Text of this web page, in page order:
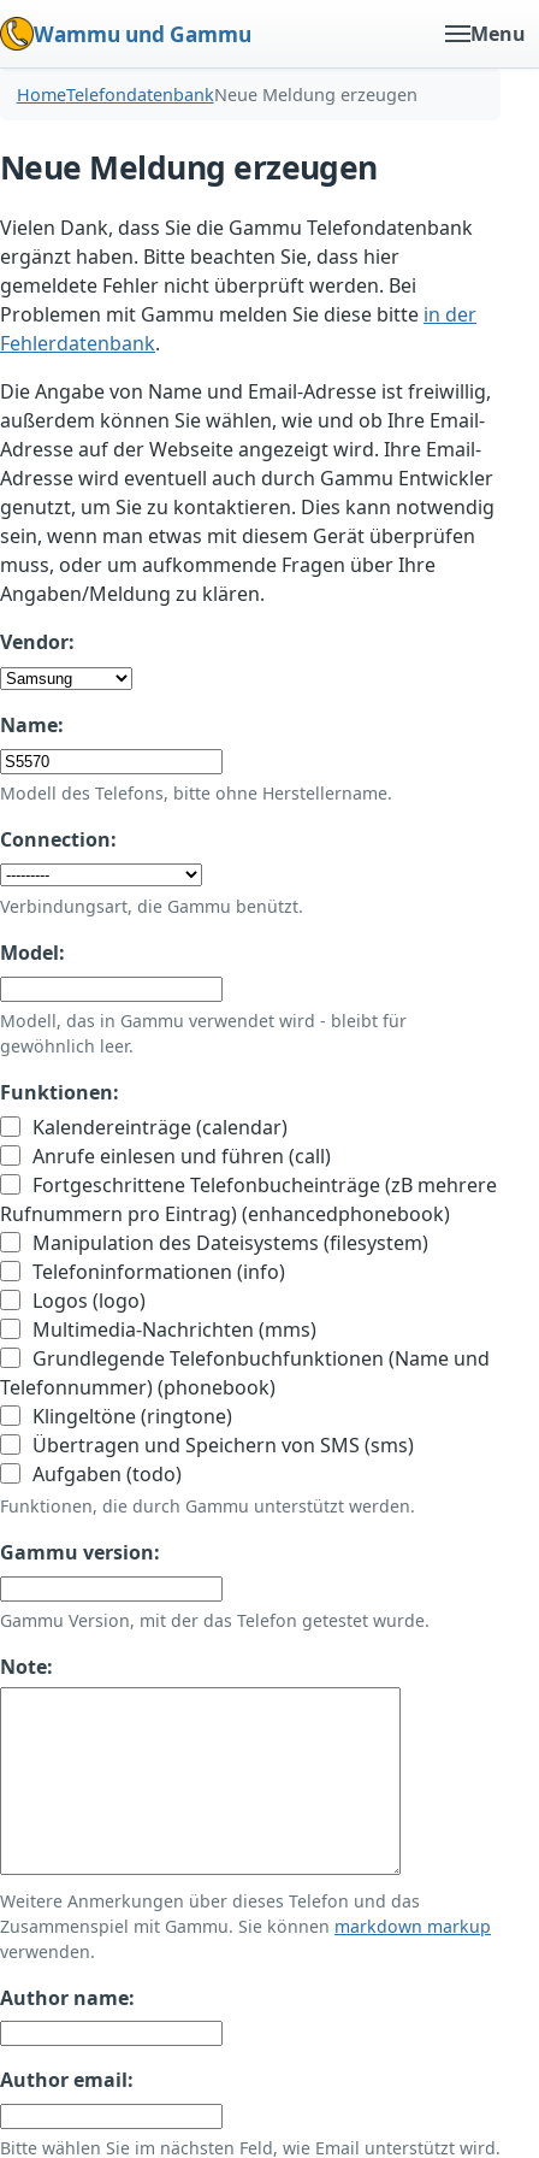
Wammu und Gammu Menu
HomeTelefondatenbankNeue Meldung erzeugen
Neue Meldung erzeugen
Vielen Dank, dass Sie die Gammu Telefondatenbank
ergänzt haben. Bitte beachten Sie, dass hier
gemeldete Fehler nicht überprüft werden. Bei
Problemen mit Gammu melden Sie diese bitte in der
Fehlerdatenbank.
Die Angabe von Name und Email-Adresse ist freiwillig,
außerdem können Sie wählen, wie und ob Ihre Email-
Adresse auf der Webseite angezeigt wird. Ihre Email-
Adresse wird eventuell auch durch Gammu Entwickler
genutzt, um Sie zu kontaktieren. Dies kann notwendig
sein, wenn man etwas mit diesem Gerät überprüfen
muss, oder um aufkommende Fragen über Ihre
Angaben/Meldung zu klären.
Vendor:
Name:
Modell des Telefons, bitte ohne Herstellername.
Connection:
Verbindungsart, die Gammu benützt.
Model:
Modell, das in Gammu verwendet wird - bleibt für
gewöhnlich leer.
Funktionen:
Kalendereinträge (calendar)
Anrufe einlesen und führen (call)
Fortgeschrittene Telefonbucheinträge (zB mehrere
Rufnummern pro Eintrag) (enhancedphonebook)
Manipulation des Dateisystems (filesystem)
Telefoninformationen (info)
Logos (logo)
Multimedia-Nachrichten (mms)
Grundlegende Telefonbuchfunktionen (Name und
Telefonnummer) (phonebook)
Klingeltöne (ringtone)
Übertragen und Speichern von SMS (sms)
Aufgaben (todo)
Funktionen, die durch Gammu unterstützt werden.
Gammu version:
Gammu Version, mit der das Telefon getestet wurde.
Note:
Weitere Anmerkungen über dieses Telefon und das
Zusammenspiel mit Gammu. Sie können markdown markup
verwenden.
Author name:
Author email:
Bitte wählen Sie im nächsten Feld, wie Email unterstützt wird.